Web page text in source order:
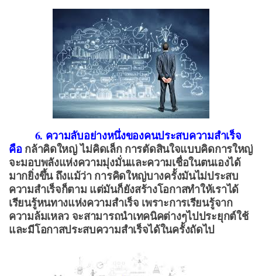
6. ความลับอย่างหนึ่งของคนประสบความสำเร็จ
คือ กล้าคิดใหญ่ ไม่คิดเล็ก การตัดสินใจแบบคิดการใหญ่
จะมอบพลังแห่งความมุ่งมั่นและความเชื่อในตนเองได้
มากยิ่งขึ้น ถึงแม้ว่า การคิดใหญ่บางครั้งมันไม่ประสบ
ความสำเร็จก็ตาม แต่มันก็ยังสร้างโอกาสทำให้เราได้
เรียนรู้หนทางแห่งความสำเร็จ เพราะการเรียนรู้จาก
ความล้มเหลว จะสามารถนำเทคนิคต่างๆไปประยุกต์ใช้
และมีโอกาสประสบความสำเร็จได้ในครั้งถัดไป